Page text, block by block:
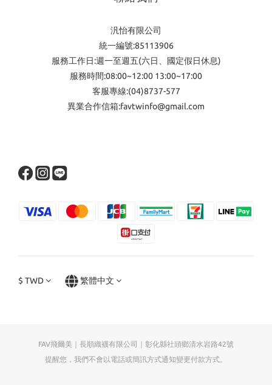
汎怡有限公司
統一編號:85113906
服務工作日:週一至週五(六日、國定假日休息)
服務時間:08:00~12:00 13:00~17:00
客服專線:(04)8737-577
異業合作信箱:favtwinfo@gmail.com
$ TWD 繁體中文
FAV飛爾美｜長順織襪有限公司｜彰化縣社頭鄉清水岩路42號
提醒您，我們不會以電話或簡訊方式通知變更付款方式。